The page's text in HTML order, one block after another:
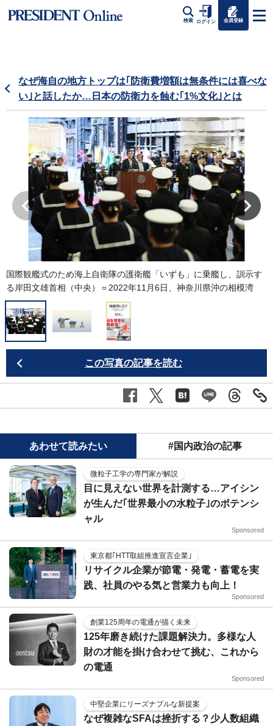
検索 ログイン 会員登録
なぜ海自の地方トップは｢防衛費増額は無条件には喜べな
い｣と話したか…日本の防衛力を蝕む｢1%文化｣とは
国際観艦式のため海上自衛隊の護衛艦「いずも」に乗艦し、訓示す
る岸田文雄首相（中央）＝2022年11月6日、神奈川県沖の相模湾
この写真の記事を読む
あわせて読みたい #国内政治の記事
微粒子工学の専門家が解説
目に見えない世界を計測する…アイシン
が生んだ｢世界最小の水粒子｣のポテンシ
ャル
Sponsored
東京都｢HTT取組推進宣言企業｣
リサイクル企業が節電・発電・蓄電を実
践、社員のやる気と営業力も向上！
Sponsored
創業125周年の電通が描く未来
125年磨き続けた課題解決力。多様な人
財の才能を掛け合わせて挑む、これから
の電通
Sponsored
中堅企業にリーズナブルな新提案
なぜ複雑なSFAは挫折する？少人数組織